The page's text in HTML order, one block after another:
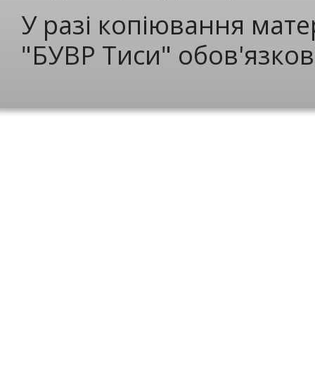
У разі копіювання
"БУВР Тиси"